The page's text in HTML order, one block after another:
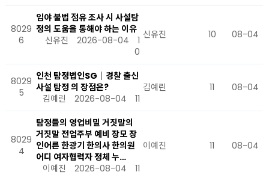
8029
6
임야 불법 점유 조사 시 사설탐
정의 도움을 통해야 하는 이유
신유진
2026-08-04
1
0
신유진 10 08-04
8029
5
인천 탐정법인SG｜경찰 출신
사설 탐정 의 장점은?
김예린
2026-08-04 11
김예린 11 08-04
8029
4
탐정들의 영업비밀 거짓말의
거짓말 전업주부 예비 장모 장
인어른 한광기 한의사 한의원
어디 여자협력자 정체 누…
이예진
2026-08-04 11
이예진 11 08-04